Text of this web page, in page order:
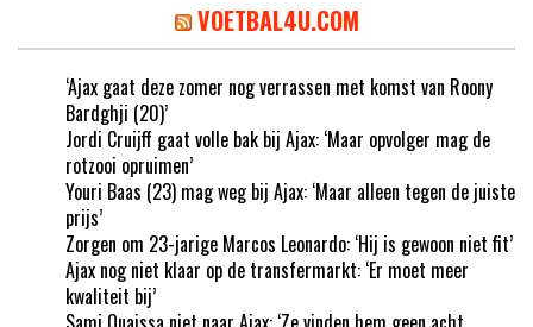
VOETBAL4U.COM
‘Ajax gaat deze zomer nog verrassen met komst van Roony
Bardghji (20)’
Jordi Cruijff gaat volle bak bij Ajax: ‘Maar opvolger mag de
rotzooi opruimen’
Youri Baas (23) mag weg bij Ajax: ‘Maar alleen tegen de juiste
prijs’
Zorgen om 23-jarige Marcos Leonardo: ‘Hij is gewoon niet fit’
Ajax nog niet klaar op de transfermarkt: ‘Er moet meer
kwaliteit bij’